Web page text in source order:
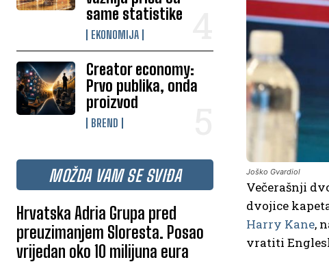
same statistike
EKONOMIJA
Creator economy:
Prvo publika, onda
proizvod
BREND
MOŽDA VAM SE SVIĐA
Hrvatska Adria Grupa pred
preuzimanjem Sloresta. Posao
vrijedan oko 10 milijuna eura
Joško Gvardiol
Večerašnji
dvojice
Harry Kane,
vratiti